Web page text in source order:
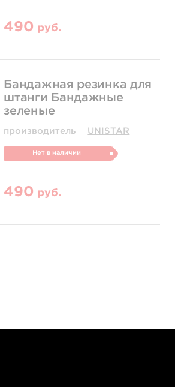
490 руб.
Бандажная резинка для
штанги Бандажные
зеленые
производитель UNISTAR
Нет в наличии
490 руб.